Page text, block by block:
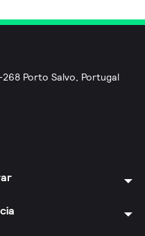
Porto Salvo, Portugal